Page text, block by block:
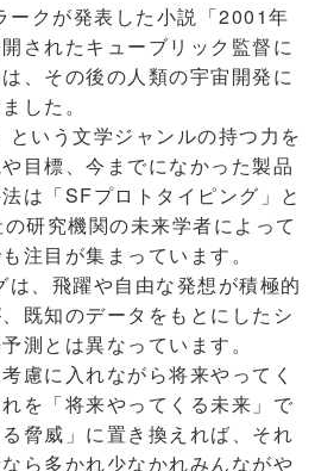
クが発表した小説「2001年
されたキューブリック監督に
、その後の人類の宇宙開発に
した。
いう文学ジャンルの持つ力を
目標、今までになかった製品
は「SFプロトタイピング」と
研究機関の未来学者によって
注目が集まっています。
、飛躍や自由な発想が積極的
既知のデータをもとにしたシ
測とは異なっています。
慮に入れながら将来やってく
を「将来やってくる未来」で
脅威」に置き換えれば、それ
ら多かれ少なかれみんながや